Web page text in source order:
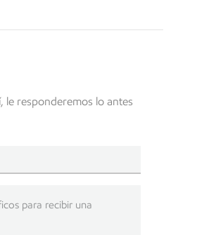
le responderemos lo antes